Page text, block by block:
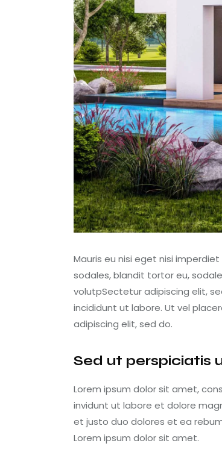
Mauris eu nisi eget nisi
sodales, blandit tortor eu,
volutpSectetur adipiscing elit,
incididunt ut labore. Ut vel
adipiscing elit, sed do.
Sed ut perspiciatis
Lorem ipsum dolor sit amet,
invidunt ut labore et dolore
et justo duo dolores et ea
Lorem ipsum dolor sit amet.